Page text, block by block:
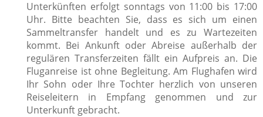
Unterkünften erfolgt sonntags von 11:00 bis 17:00
Uhr. Bitte beachten Sie, dass es sich um einen
Sammeltransfer handelt und es zu Wartezeiten
kommt. Bei Ankunft oder Abreise außerhalb der
regulären Transferzeiten fällt ein Aufpreis an. Die
Fluganreise ist ohne Begleitung. Am Flughafen wird
Ihr Sohn oder Ihre Tochter herzlich von unseren
Reiseleitern in Empfang genommen und zur
Unterkunft gebracht.